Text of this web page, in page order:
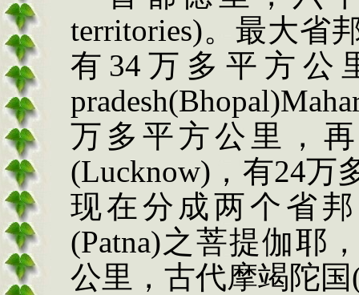
territories)。最大省
有34万多平方公
万多平方公里，再
(Lucknow)，有24万
现在分成两个省
(Patna)之菩提伽耶
公里，古代摩竭陀